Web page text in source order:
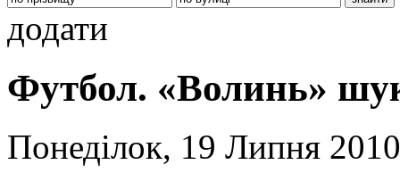
додати
Футбол. «Волинь»
Понеділок, 19 Липня